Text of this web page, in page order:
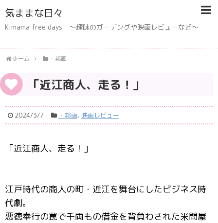
気ままな日々
Kimama free days 〜趣味のガーデングや映画レビューなど〜
ホーム ・邦画
「近江商人、走る！」
2024/3/7 ・邦画, 映画レビュー
「近江商人、走る！」
江戸時代の商人の町・近江を舞台にしたビジネス時
代劇。
悪徳奉行の罠で千両もの借金を背負わされた米問屋